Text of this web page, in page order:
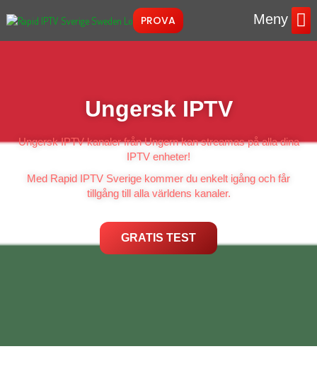
PROVA Meny
Ungersk IPTV
Ungersk IPTV kanaler från Ungern kan streamas på alla dina
IPTV enheter!
Med Rapid IPTV Sverige kommer du enkelt igång och får
tillgång till alla världens kanaler.
GRATIS TEST